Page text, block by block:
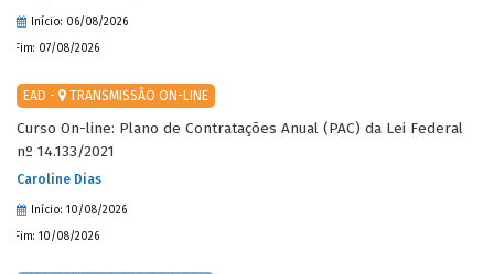
Início: 06/08/2026
Fim: 07/08/2026
EAD - TRANSMISSÃO ON-LINE
Curso On-line: Plano de Contratações Anual (PAC) da Lei Federal
nº 14.133/2021
Caroline Dias
Início: 10/08/2026
Fim: 10/08/2026